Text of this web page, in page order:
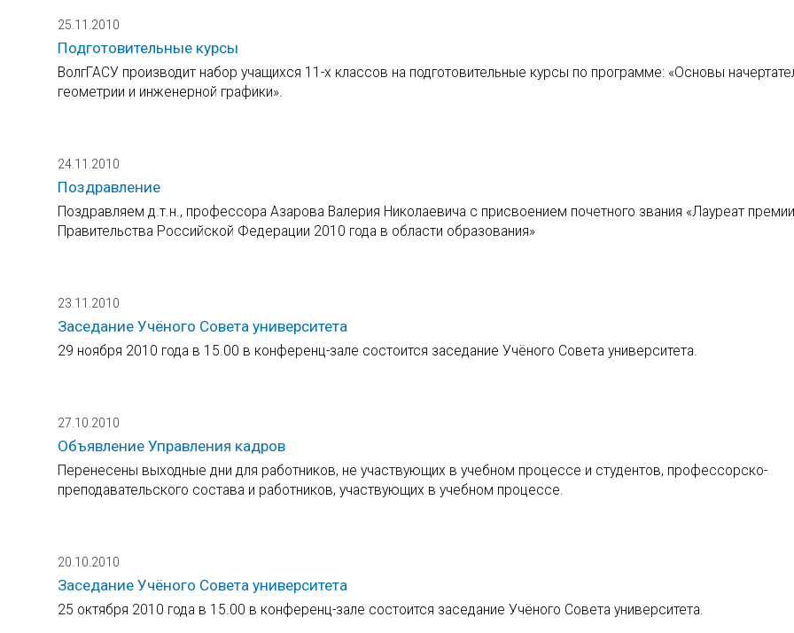
25.11.2010
Подготовительные курсы
ВолгГАСУ производит набор учащихся 11-х классов на подготовительные курсы по программе: «Основы
геометрии и инженерной графики».
24.11.2010
Поздравление
Поздравляем д.т.н., профессора Азарова Валерия Николаевича с присвоением почетного звания «Лауреат премии
Правительства Российской Федерации 2010 года в области образования»
23.11.2010
Заседание Учёного Совета университета
29 ноября 2010 года в 15.00 в конференц-зале состоится заседание Учёного Совета университета.
27.10.2010
Объявление Управления кадров
Перенесены выходные дни для работников, не участвующих в учебном процессе и студентов, профессорско-
преподавательского состава и работников, участвующих в учебном процессе.
20.10.2010
Заседание Учёного Совета университета
25 октября 2010 года в 15.00 в конференц-зале состоится заседание Учёного Совета университета.